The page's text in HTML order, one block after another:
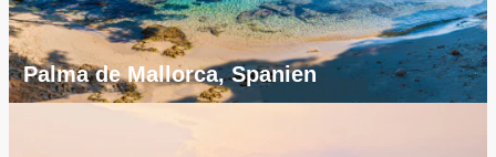
Palma de Mallorca, Spanien